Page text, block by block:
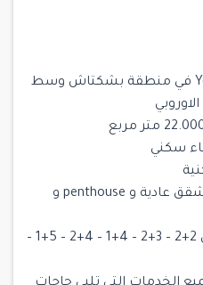
يقع مشروع Yoo Istanbul في منطقة بشكتاش وسط
يتنوع نظام الشقق بين شقق عادية و penthouse و
تتراوح انماط الشقق بين 2+2 – 3+2 – 4+1 – 4+2 – 5+1 –